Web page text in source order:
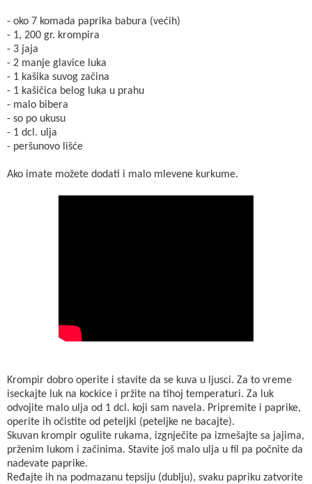
- oko 7 komada paprika babura (većih)
- 1, 200 gr. krompira
- 3 jaja
- 2 manje glavice luka
- 1 kašika suvog začina
- 1 kašičica belog luka u prahu
- malo bibera
- so po ukusu
- 1 dcl. ulja
- peršunovo lišće
Ako imate možete dodati i malo mlevene kurkume.
Krompir dobro operite i stavite da se kuva u ljusci. Za to vreme
iseckajte luk na kockice i pržite na tihoj temperaturi. Za luk
odvojite malo ulja od 1 dcl. koji sam navela. Pripremite i paprike,
operite ih očistite od peteljki (peteljke ne bacajte).
Skuvan krompir ogulite rukama, izgnječite pa izmešajte sa jajima,
prženim lukom i začinima. Stavite još malo ulja u fil pa počnite da
nadevate paprike.
Ređajte ih na podmazanu tepsiju (dublju), svaku papriku zatvorite